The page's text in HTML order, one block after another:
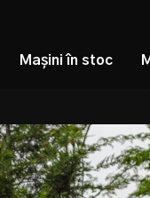
Mașini în stoc